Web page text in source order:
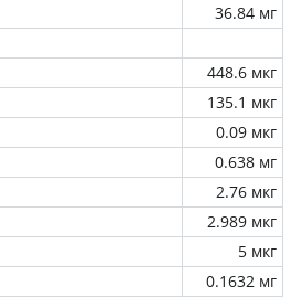
36.84 мг
448.6 мкг
135.1 мкг
0.09 мкг
0.638 мг
2.76 мкг
2.989 мкг
5 мкг
0.1632 мг